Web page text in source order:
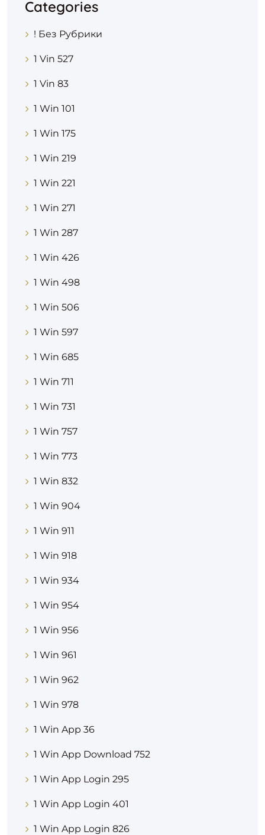
Categories
! Без Рубрики
1 Vin 527
1 Vin 83
1 Win 101
1 Win 175
1 Win 219
1 Win 221
1 Win 271
1 Win 287
1 Win 426
1 Win 498
1 Win 506
1 Win 597
1 Win 685
1 Win 711
1 Win 731
1 Win 757
1 Win 773
1 Win 832
1 Win 904
1 Win 911
1 Win 918
1 Win 934
1 Win 954
1 Win 956
1 Win 961
1 Win 962
1 Win 978
1 Win App 36
1 Win App Download 752
1 Win App Login 295
1 Win App Login 401
1 Win App Login 826